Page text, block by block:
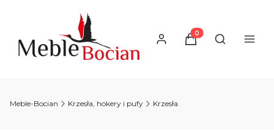
Produkty w
Otwórz
Meble-Bocian Krzesła, hokery i pufy Krzesła